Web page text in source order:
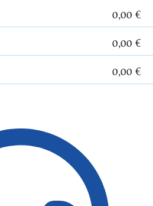
0,00 €
0,00 €
0,00 €